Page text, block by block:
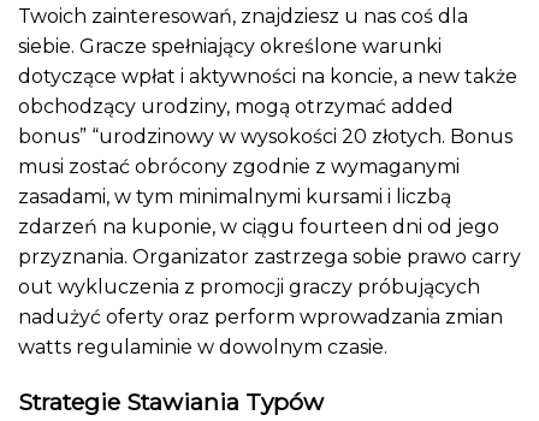
Twoich zainteresowań, znajdziesz u nas coś dla
siebie. Gracze spełniający określone warunki
dotyczące wpłat i aktywności na koncie, a new także
obchodzący urodziny, mogą otrzymać added
bonus” “urodzinowy w wysokości 20 złotych. Bonus
musi zostać obrócony zgodnie z wymaganymi
zasadami, w tym minimalnymi kursami i liczbą
zdarzeń na kuponie, w ciągu fourteen dni od jego
przyznania. Organizator zastrzega sobie prawo carry
out wykluczenia z promocji graczy próbujących
nadużyć oferty oraz perform wprowadzania zmian
watts regulaminie w dowolnym czasie.
Strategie Stawiania Typów